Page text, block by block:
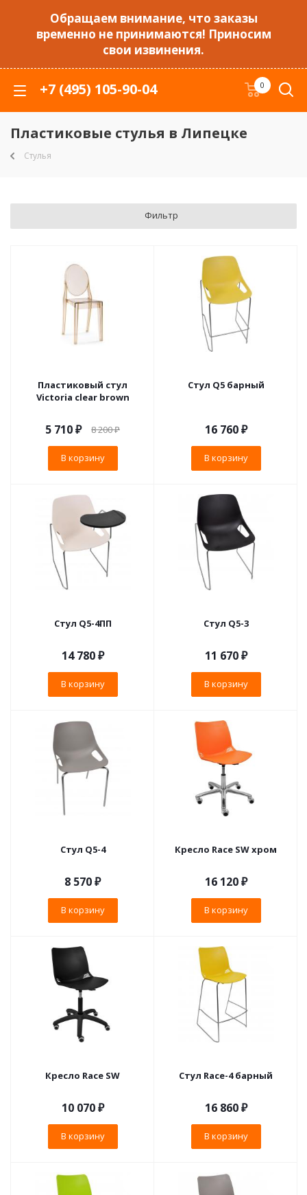
Обращаем внимание, что заказы
временно не принимаются! Приносим
свои извинения.
+7 (495) 105-90-04 0
Пластиковые стулья в Липецке
Стулья
Фильтр
Пластиковый стул
Victoria clear brown
5 710₽ 8 200₽
В корзину
Стул Q5 барный
16 760₽
В корзину
Стул Q5-4ПП
14 780₽
В корзину
Стул Q5-3
11 670₽
В корзину
Стул Q5-4
8 570₽
В корзину
Кресло Race SW хром
16 120₽
В корзину
Кресло Race SW
10 070₽
В корзину
Стул Race-4 барный
16 860₽
В корзину